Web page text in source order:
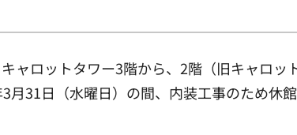
ャロットタワー3階から、2階（旧キャロ
31日（水曜日）の間、内装工事のため休館